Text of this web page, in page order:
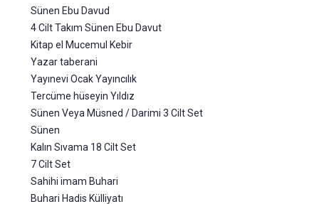
Sünen Ebu Davud
4 Cilt Takım Sünen Ebu Davut
Kitap el Mucemul Kebir
Yazar taberani
Yayınevi Ocak Yayıncılık
Tercüme hüseyin Yıldız
Sünen Veya Müsned / Darimi 3 Cilt Set
Sünen
Kalın Sıvama 18 Cilt Set
7 Cilt Set
Sahihi imam Buhari
Buhari Hadis Külliyatı